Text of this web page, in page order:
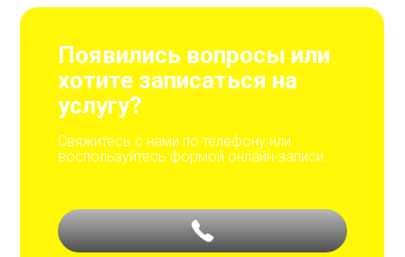
Свяжитесь с нами по телефону или
воспользуйтесь формой онлайн-записи.
Появились вопросы или
хотите записаться на
услугу?